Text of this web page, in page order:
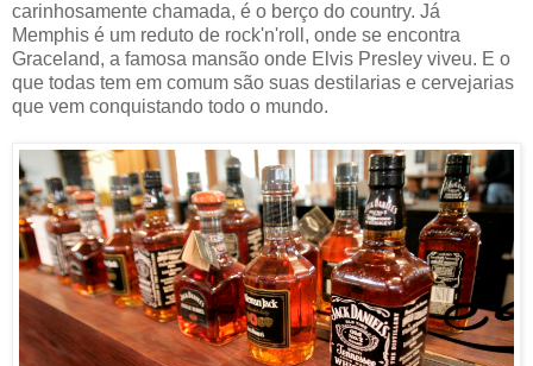
carinhosamente chamada, é o berço do country. Já
Memphis é um reduto de rock'n'roll, onde se encontra
Graceland, a famosa mansão onde Elvis Presley viveu. E o
que todas tem em comum são suas destilarias e cervejarias
que vem conquistando todo o mundo.